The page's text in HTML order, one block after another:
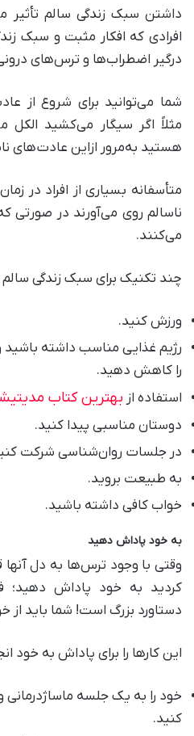
داشتن سبک زندگی سالم تأثیر
افرادی که افکار مثبت و سبک
درگیر اضطراب‌ها و ترس‌های
شما می‌توانید برای شروع از
مثلاً اگر سیگار می‌کشید الکل
هستید به‌مرور ازاین عادت‌های
متأسفانه بسیاری از افراد در
ناسالم روی می‌آورند در صورتی
می‌کنند.
چند تکنیک برای سبک زندگی سالم
ورزش کنید.
رژیم غذایی مناسب داشته باشید
را کاهش دهید.
استفاده از بهترین کتاب
دوستان مناسبی پیدا کنید.
در جلسات روان‌شناسی شرکت
به طبیعت بروید.
خواب کافی داشته باشید.
به خود پاداش دهید
وقتی با وجود ترس‌ها به دل آنها
کردید به خود پاداش دهید؛
دستاورد بزرگ است! شما باید از
این کار‌ها را برای پاداش به خود
خود را به یک جلسه
کنید.